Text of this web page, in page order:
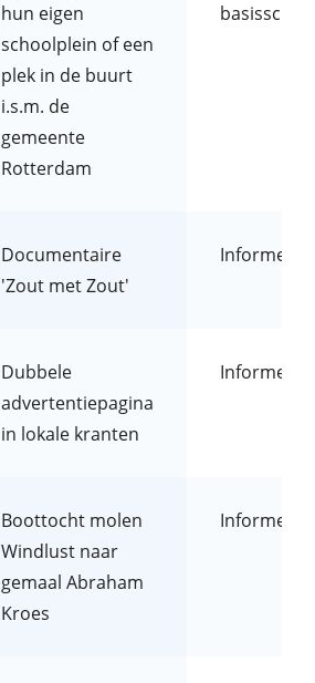
hun eigen
schoolplein of een
plek in de buurt
i.s.m. de
gemeente
Rotterdam
Documentaire
'Zout met Zout'
Informeren
Dubbele
advertentiepagina
in lokale kranten
Informeren
Boottocht molen
Windlust naar
gemaal Abraham
Kroes
Informeren